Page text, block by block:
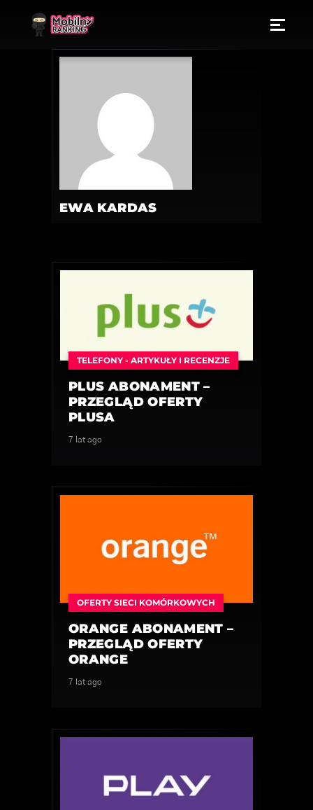
EWA KARDAS
TELEFONY - ARTYKUŁY I RECENZJE
PLUS ABONAMENT –
PRZEGLĄD OFERTY
PLUSA
7 lat ago
OFERTY SIECI KOMÓRKOWYCH
ORANGE ABONAMENT –
PRZEGLĄD OFERTY
ORANGE
7 lat ago